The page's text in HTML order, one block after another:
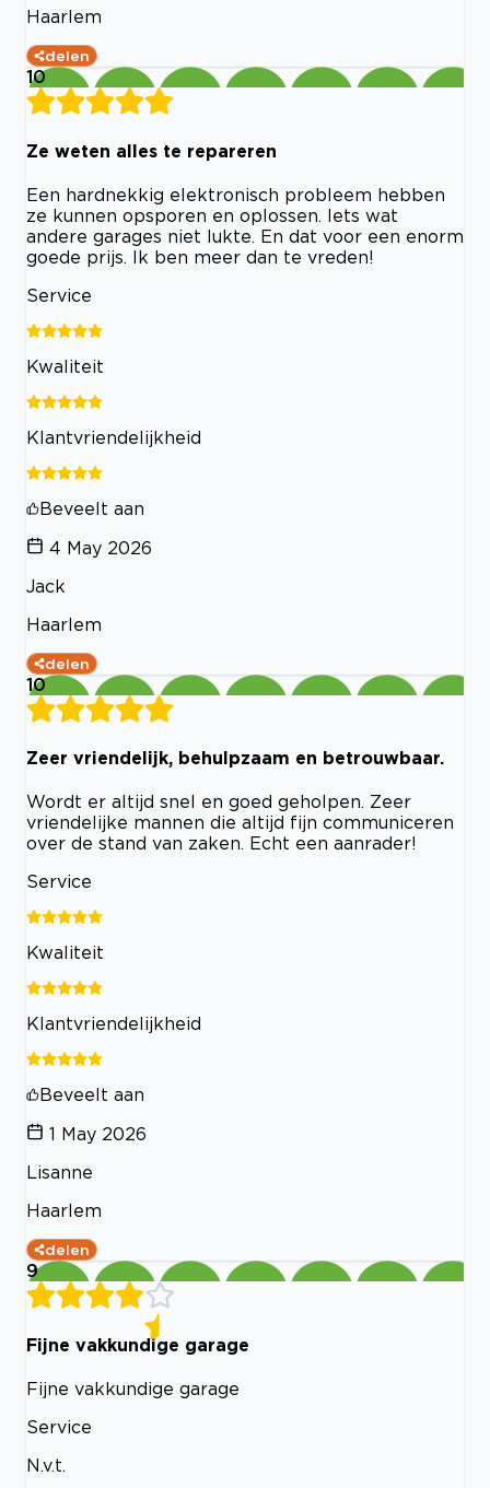
Haarlem
delen
10
Ze weten alles te repareren
Een hardnekkig elektronisch probleem hebben
ze kunnen opsporen en oplossen. Iets wat
andere garages niet lukte. En dat voor een enorm
goede prijs. Ik ben meer dan te vreden!
Service
Kwaliteit
Klantvriendelijkheid
Beveelt aan
4 May 2026
Jack
Haarlem
delen
10
Zeer vriendelijk, behulpzaam en betrouwbaar.
Wordt er altijd snel en goed geholpen. Zeer
vriendelijke mannen die altijd fijn communiceren
over de stand van zaken. Echt een aanrader!
Service
Kwaliteit
Klantvriendelijkheid
Beveelt aan
1 May 2026
Lisanne
Haarlem
delen
9
Fijne vakkundige garage
Fijne vakkundige garage
Service
N.v.t.